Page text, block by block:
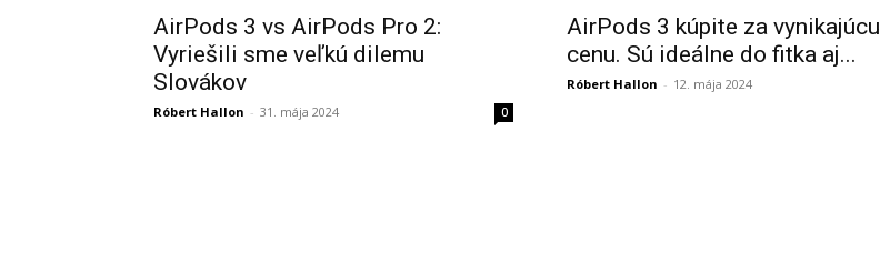
AirPods 3 vs AirPods Pro 2:
Vyriešili sme veľkú dilemu
Slovákov
Róbert Hallon - 31. mája 2024 0
AirPods 3 kúpite za vynikajúcu
cenu. Sú ideálne do fitka aj...
Róbert Hallon - 12. mája 2024